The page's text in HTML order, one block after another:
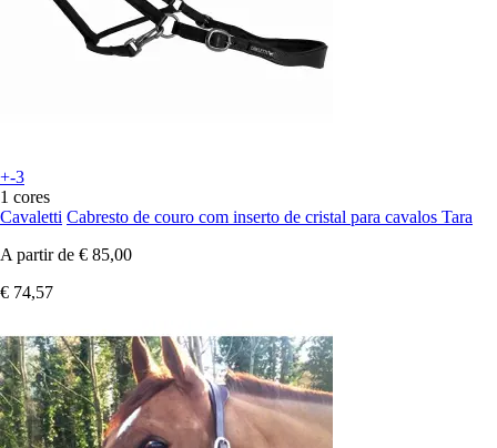
+-3
1 cores
Cavaletti Cabresto de couro com inserto de cristal para cavalos Tara
A partir de € 85,00
€ 74,57